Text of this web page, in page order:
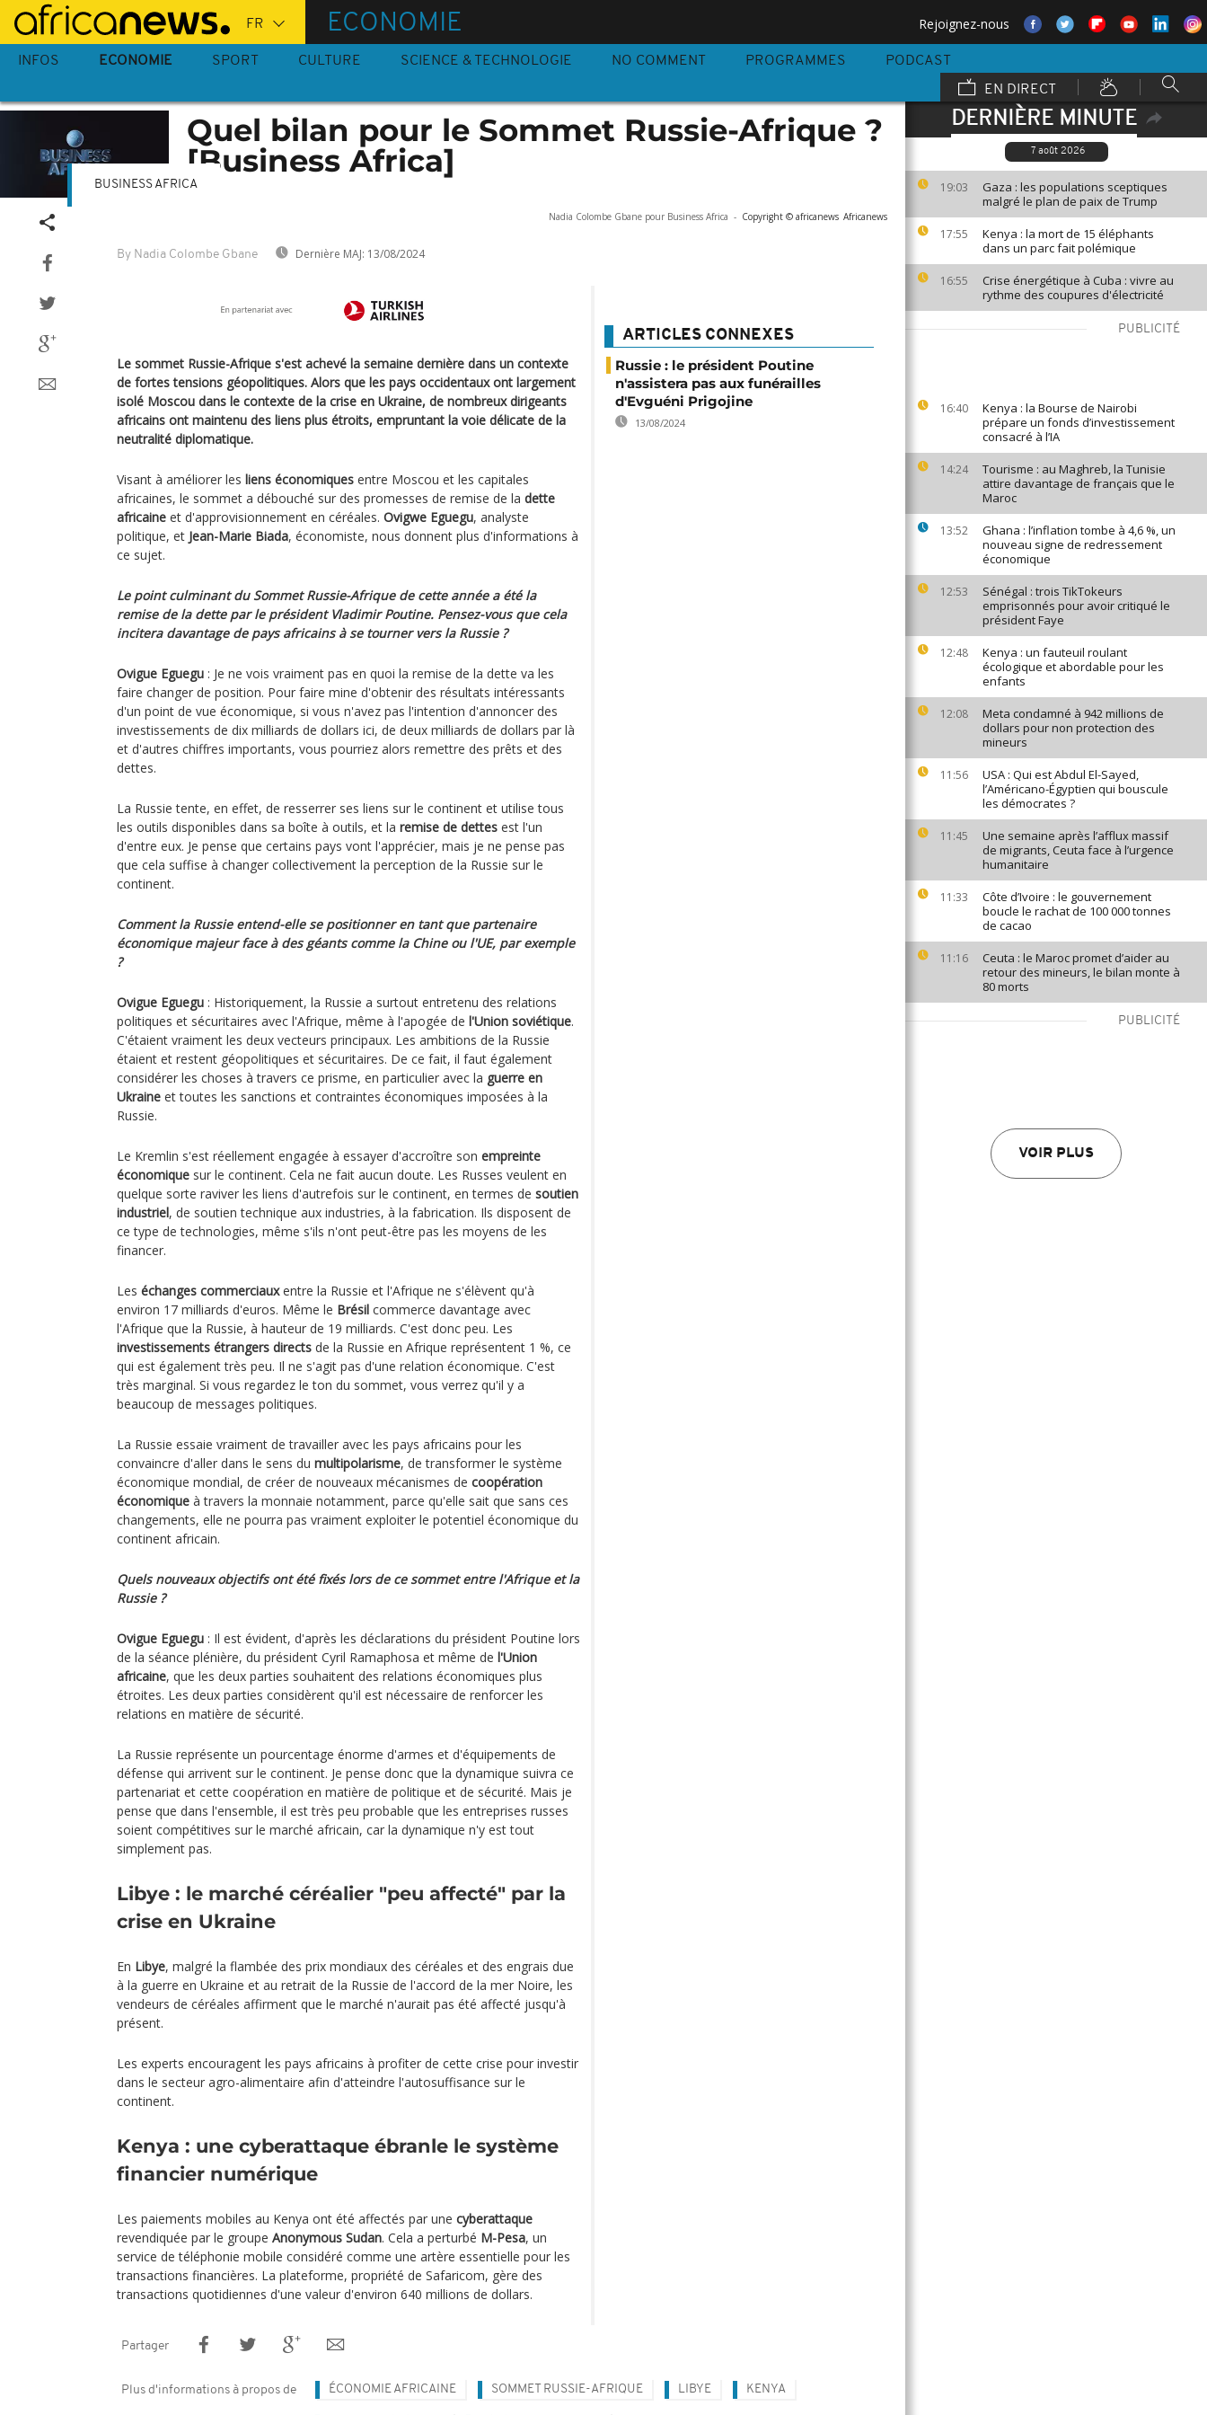
Passer
au
contenu
ECONOMIE Rejoignez-nous
INFOS ECONOMIE SPORT CULTURE SCIENCE & TECHNOLOGIE NO COMMENT PROGRAMMES
PODCAST
EN DIRECT
DERNIÈRE MINUTE
7 août 2026
19:03
Gaza : les populations sceptiques
malgré le plan de paix de Trump
17:55
Kenya : la mort de 15 éléphants
dans un parc fait polémique
16:55
Crise énergétique à Cuba : vivre au
rythme des coupures d'électricité
PUBLICITÉ
16:40
Kenya : la Bourse de Nairobi
prépare un fonds d’investissement
consacré à l’IA
14:24
Tourisme : au Maghreb, la Tunisie
attire davantage de français que le
Maroc
13:52
Ghana : l’inflation tombe à 4,6 %, un
nouveau signe de redressement
économique
12:53
Sénégal : trois TikTokeurs
emprisonnés pour avoir critiqué le
président Faye
12:48
Kenya : un fauteuil roulant
écologique et abordable pour les
enfants
12:08
Meta condamné à 942 millions de
dollars pour non protection des
mineurs
11:56
USA : Qui est Abdul El-Sayed,
l’Américano-Égyptien qui bouscule
les démocrates ?
11:45
Une semaine après l’afflux massif
de migrants, Ceuta face à l’urgence
humanitaire
11:33
Côte d’Ivoire : le gouvernement
boucle le rachat de 100 000 tonnes
de cacao
11:16
Ceuta : le Maroc promet d’aider au
retour des mineurs, le bilan monte à
80 morts
PUBLICITÉ
VOIR PLUS
Quel bilan pour le Sommet Russie-Afrique ?
[Business Africa]
Nadia Colombe Gbane pour Business Africa - Copyright © africanews Africanews
By Nadia Colombe Gbane Dernière MAJ: 13/08/2024
BUSINESS AFRICA
Le sommet Russie-Afrique s'est achevé la semaine dernière dans un contexte
de fortes tensions géopolitiques. Alors que les pays occidentaux ont largement
isolé Moscou dans le contexte de la crise en Ukraine, de nombreux dirigeants
africains ont maintenu des liens plus étroits, empruntant la voie délicate de la
neutralité diplomatique.
Visant à améliorer les liens économiques entre Moscou et les capitales
africaines, le sommet a débouché sur des promesses de remise de la dette
africaine et d'approvisionnement en céréales. Ovigwe Eguegu, analyste
politique, et Jean-Marie Biada, économiste, nous donnent plus d'informations à
ce sujet.
Le point culminant du Sommet Russie-Afrique de cette année a été la
remise de la dette par le président Vladimir Poutine. Pensez-vous que cela
incitera davantage de pays africains à se tourner vers la Russie ?
Ovigue Eguegu : Je ne vois vraiment pas en quoi la remise de la dette va les
faire changer de position. Pour faire mine d'obtenir des résultats intéressants
d'un point de vue économique, si vous n'avez pas l'intention d'annoncer des
investissements de dix milliards de dollars ici, de deux milliards de dollars par là
et d'autres chiffres importants, vous pourriez alors remettre des prêts et des
dettes.
La Russie tente, en effet, de resserrer ses liens sur le continent et utilise tous
les outils disponibles dans sa boîte à outils, et la remise de dettes est l'un
d'entre eux. Je pense que certains pays vont l'apprécier, mais je ne pense pas
que cela suffise à changer collectivement la perception de la Russie sur le
continent.
Comment la Russie entend-elle se positionner en tant que partenaire
économique majeur face à des géants comme la Chine ou l'UE, par exemple
?
Ovigue Eguegu : Historiquement, la Russie a surtout entretenu des relations
politiques et sécuritaires avec l'Afrique, même à l'apogée de l'Union soviétique.
C'étaient vraiment les deux vecteurs principaux. Les ambitions de la Russie
étaient et restent géopolitiques et sécuritaires. De ce fait, il faut également
considérer les choses à travers ce prisme, en particulier avec la guerre en
Ukraine et toutes les sanctions et contraintes économiques imposées à la
Russie.
Le Kremlin s'est réellement engagée à essayer d'accroître son empreinte
économique sur le continent. Cela ne fait aucun doute. Les Russes veulent en
quelque sorte raviver les liens d'autrefois sur le continent, en termes de soutien
industriel, de soutien technique aux industries, à la fabrication. Ils disposent de
ce type de technologies, même s'ils n'ont peut-être pas les moyens de les
financer.
Les échanges commerciauxentre la Russie et l'Afrique ne s'élèvent qu'à
environ 17 milliards d'euros. Même le Brésil commerce davantage avec
l'Afrique que la Russie, à hauteur de 19 milliards. C'est donc peu. Les
investissements étrangers directs de la Russie en Afrique représentent 1 %, ce
qui est également très peu. Il ne s'agit pas d'une relation économique. C'est
très marginal. Si vous regardez le ton du sommet, vous verrez qu'il y a
beaucoup de messages politiques.
La Russie essaie vraiment de travailler avec les pays africains pour les
convaincre d'aller dans le sens du multipolarisme, de transformer le système
économique mondial, de créer de nouveaux mécanismes de coopération
économique à travers la monnaie notamment, parce qu'elle sait que sans ces
changements, elle ne pourra pas vraiment exploiter le potentiel économique du
continent africain.
Quels nouveaux objectifs ont été fixés lors de ce sommet entre l'Afrique et la
Russie ?
Ovigue Eguegu : Il est évident, d'après les déclarations du président Poutine lors
de la séance plénière, du président Cyril Ramaphosa et même de l'Union
africaine, que les deux parties souhaitent des relations économiques plus
étroites. Les deux parties considèrent qu'il est nécessaire de renforcer les
relations en matière de sécurité.
La Russie représente un pourcentage énorme d'armes et d'équipements de
défense qui arrivent sur le continent. Je pense donc que la dynamique suivra ce
partenariat et cette coopération en matière de politique et de sécurité. Mais je
pense que dans l'ensemble, il est très peu probable que les entreprises russes
soient compétitives sur le marché africain, car la dynamique n'y est tout
simplement pas.
Libye : le marché céréalier "peu affecté" par la
crise en Ukraine
En Libye, malgré la flambée des prix mondiaux des céréales et des engrais due
à la guerre en Ukraine et au retrait de la Russie de l'accord de la mer Noire, les
vendeurs de céréales affirment que le marché n'aurait pas été affecté jusqu'à
présent.
Les experts encouragent les pays africains à profiter de cette crise pour investir
dans le secteur agro-alimentaire afin d'atteindre l'autosuffisance sur le
continent.
Kenya : une cyberattaque ébranle le système
financier numérique
Les paiements mobiles au Kenya ont été affectés par une cyberattaque
revendiquée par le groupe Anonymous Sudan. Cela a perturbé M-Pesa, un
service de téléphonie mobile considéré comme une artère essentielle pour les
transactions financières. La plateforme, propriété de Safaricom, gère des
transactions quotidiennes d'une valeur d'environ 640 millions de dollars.
ARTICLES CONNEXES
Russie : le président Poutine
n'assistera pas aux funérailles
d'Evguéni Prigojine
13/08/2024
Partager
Plus d'informations à propos de ÉCONOMIE AFRICAINE SOMMET RUSSIE-AFRIQUE LIBYE KENYA